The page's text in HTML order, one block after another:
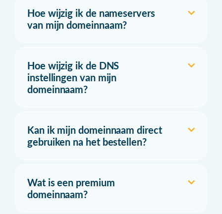
Hoe wijzig ik de nameservers
van mijn domeinnaam?
Hoe wijzig ik de DNS
instellingen van mijn
domeinnaam?
Kan ik mijn domeinnaam direct
gebruiken na het bestellen?
Wat is een premium
domeinnaam?